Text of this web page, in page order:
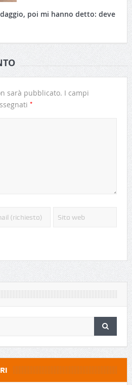
poi mi hanno detto: deve
sarà pubblicato. I campi
*